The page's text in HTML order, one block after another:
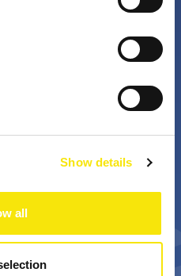
Show details
all
i problemi. Il mondo di
partner nei progetti
Bn €
valore annuale della
sovvenzione realizzata